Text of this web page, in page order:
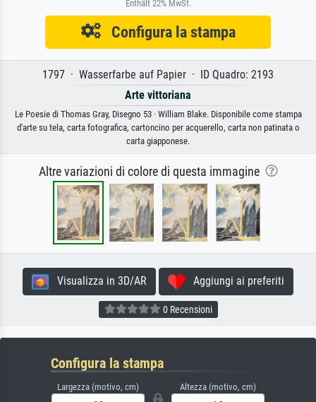
Enthält 22% MwSt.
Configura la stampa
1797 · Wasserfarbe auf Papier · ID Quadro: 2193
Arte vittoriana
Le Poesie di Thomas Gray, Disegno 53 · William Blake. Disponibile come stampa
d'arte su tela, carta fotografica, cartoncino per acquerello, carta non patinata o
carta giapponese.
Altre variazioni di colore di questa immagine
Visualizza in 3D/AR Aggiungi ai preferiti
0 Recensioni
Configura la stampa
Largezza (motivo, cm) Altezza (motivo, cm)